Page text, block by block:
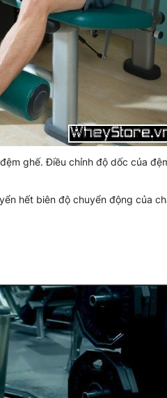
ghế. Điều chỉnh độ dốc của
hết biên độ chuyển động của